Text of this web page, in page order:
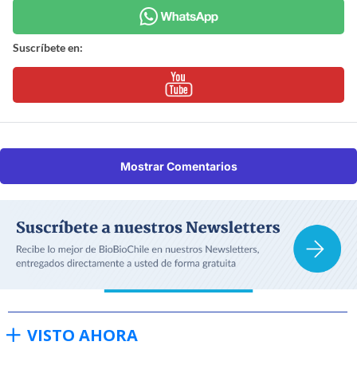
Suscríbete en:
Mostrar Comentarios
VISTO AHORA